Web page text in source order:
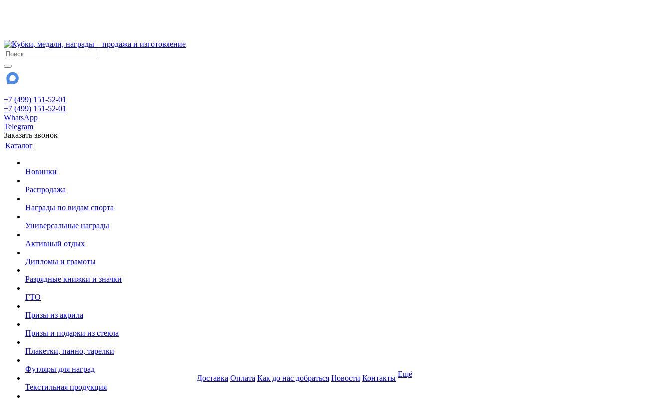
+7 (499) 151-52-01
+7 (499) 151-52-01
WhatsApp
Telegram
Заказать звонок
Каталог
Новинки
Распродажа
Награды по видам спорта
Универсальные награды
Активный отдых
Дипломы и грамоты
Разрядные книжки и значки
ГТО
Призы из акрила
Призы и подарки из стекла
Плакетки, панно, тарелки
Футляры для наград
Текстильная продукция
Доставка Оплата Как до нас добраться Новости Контакты Ещё